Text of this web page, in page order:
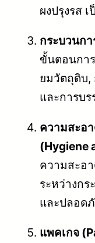
ผงปรุงรส
กระบวนก
ขั้นตอนกา
ยมวัตถุดิบ,
และการบ
ความสะอ
(Hygiene
ความสะอ
ระหว่างก
และปลอด
แพคเกจ